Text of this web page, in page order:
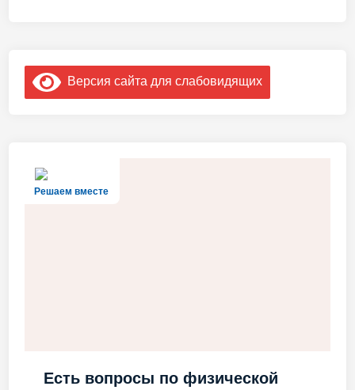
Версия сайта для слабовидящих
Решаем вместе
Есть вопросы по физической